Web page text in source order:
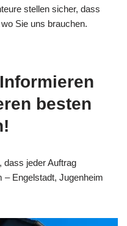
stellen sicher, dass
Sie uns brauchen.
besten
dass jeder Auftrag
– Engelstadt, Jugenheim